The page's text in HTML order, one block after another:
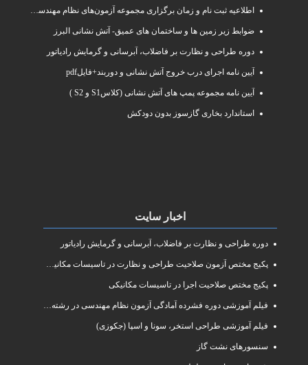
اطلاعیه ثبت نام و زمان برگزاری مجموعه آزمون‌های نظام مهندسی ساختمان سال ۱۴۰۱
ضوابط زیر زمین ها و ساختمان های عمیق- آتش نشانی البرز
دوره طراحی و نظارت بر فاضلاب، آبرسانی و گرمایش رادیاتور
آیین نامه اجرای درب خروج آتش نشانی و دوربند+فایلpdf
آیین نامه مجموعه پمپ های آتش نشانی (کلاسS1 و S2 )
استاندارد بخاری گازسوز بدون دودکش
اخبار سایت
دوره طراحی و نظارت بر فاضلاب، آبرسانی و گرمایش رادیاتور
پکیج مختص آزمون صلاحیت طراحی و نظارت در تاسیسات مکانیکی
پکیج مختص صلاحیت اجرا در تاسیسات مکانیکی
فیلم آموزشی دوره فشرده آمادگی آزمون نظام مهندسی در رشته طراحی و نظارت تاسیسات مکانیکی ساختمان
فیلم آموزشی طراحی استخر، سونا و اسپا (جکوزی)
سنسورهای نشت گاز